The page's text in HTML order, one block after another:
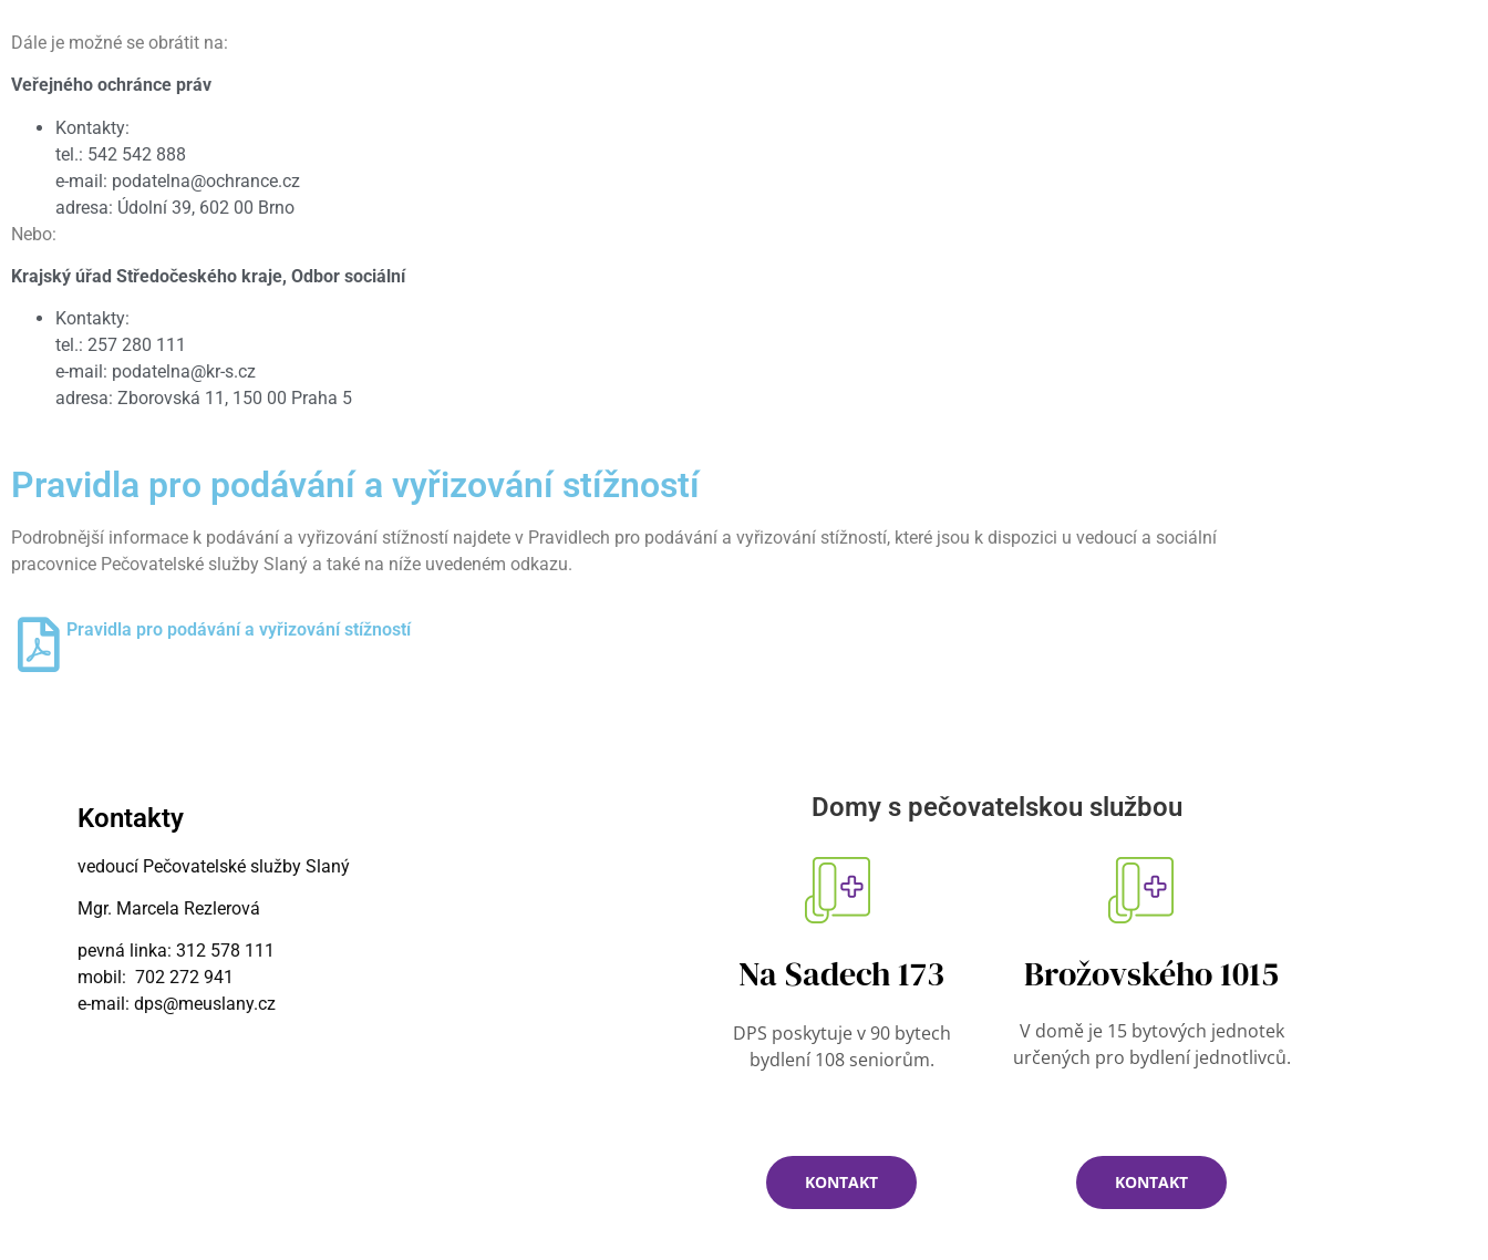
Dále je možné se obrátit na:
Veřejného ochránce práv
Kontakty:
tel.: 542 542 888
e-mail: podatelna@ochrance.cz
adresa: Údolní 39, 602 00 Brno
Nebo:
Krajský úřad Středočeského kraje, Odbor sociální
Kontakty:
tel.: 257 280 111
e-mail: podatelna@kr-s.cz
adresa: Zborovská 11, 150 00 Praha 5
Pravidla pro podávání a vyřizování stížností
Podrobnější informace k podávání a vyřizování stížností najdete v Pravidlech pro podávání a vyřizování stížností, které jsou k dispozici u vedoucí a sociální
pracovnice Pečovatelské služby Slaný a také na níže uvedeném odkazu.
Pravidla pro podávání a vyřizování stížností
Kontakty
vedoucí Pečovatelské služby Slaný
Mgr. Marcela Rezlerová
pevná linka: 312 578 111
mobil: 702 272 941
e-mail: dps@meuslany.cz
Domy s pečovatelskou službou
Na Sadech 173
DPS poskytuje v 90 bytech
bydlení 108 seniorům.
KONTAKT
Brožovského 1015
V domě je 15 bytových jednotek
určených pro bydlení jednotlivců.
KONTAKT